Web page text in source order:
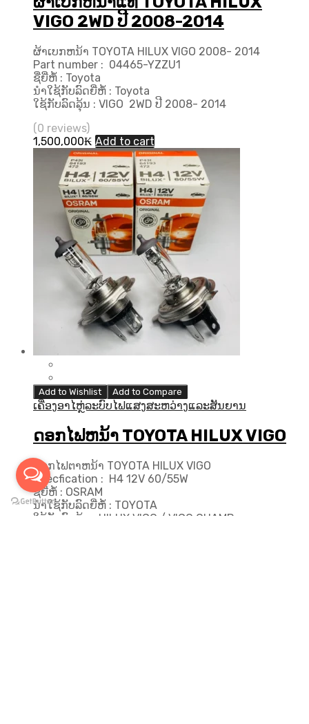
VIGO 2WD ປີ 2008-2014
ຜ້າເບກຫນ້າ TOYOTA HILUX VIGO 2008- 2014
Part number : 04465-YZZU1
ຊື່ຍີ່ຫໍ້ : Toyota
ນຳໃຊ້ກັບລົດຍີ່ຫໍ້ : Toyota
ໃຊ້ກັບລົດລຸ້ນ : VIGO 2WD ປີ 2008- 2014
(0 reviews)
1,500,000₭ Add to cart
Add to Wishlist Add to Compare
ເຄື່ອງອາໄຫຼ່ລະບົບໄຟແສງສະຫວ່າງແລະສັນຍານ
ດອກໄຟຫນ້າ TOYOTA HILUX VIGO
ດອກໄຟຕາຫນ້າ TOYOTA HILUX VIGO
Specfication : H4 12V 60/55W
ຊື່ຍີ່ຫໍ້ : OSRAM
ນຳໃຊ້ກັບລົດຍີ່ຫໍ້ : TOYOTA
ໃຊ້ກັບລົດລຸ້ນ : HILUX VIGO / VIGO CHAMP